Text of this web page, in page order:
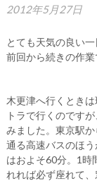
2012年5月27日
とても天気の良い一
前回から続きの作業
木更津へ行くとき
トラで行くのです
みました。東京駅
通る高速バスのほ
はおよそ60分。1時
れれば必ず座れて